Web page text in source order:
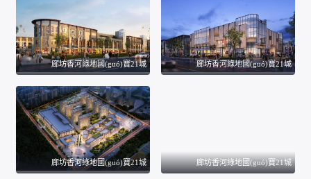
廊坊香河綠地國(guó)寶21城 廊坊香河綠地國(guó)寶21城
廊坊香河綠地國(guó)寶21城 廊坊香河綠地國(guó)寶21城